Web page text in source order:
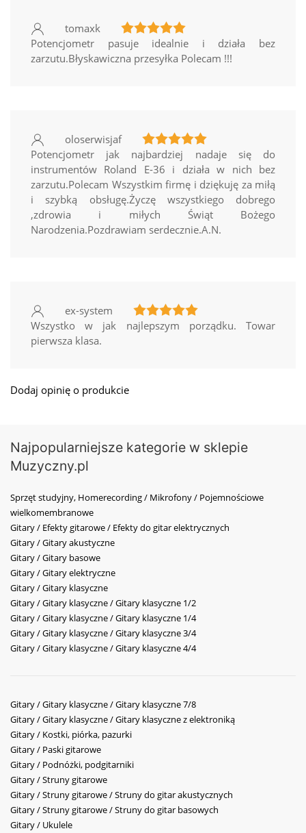
tomaxk
Potencjometr pasuje idealnie i działa bez
zarzutu.Błyskawiczna przesyłka Polecam !!!
oloserwisjaf
Potencjometr jak najbardziej nadaje się do
instrumentów Roland E-36 i działa w nich bez
zarzutu.Polecam Wszystkim firmę i dziękuję za miłą
i szybką obsługę.Życzę wszystkiego dobrego
,zdrowia i miłych Świąt Bożego
Narodzenia.Pozdrawiam serdecznie.A.N.
ex-system
Wszystko w jak najlepszym porządku. Towar
pierwsza klasa.
Dodaj opinię o produkcie
Najpopularniejsze kategorie w sklepie
Muzyczny.pl
Sprzęt studyjny, Homerecording / Mikrofony / Pojemnościowe
wielkomembranowe
Gitary / Efekty gitarowe / Efekty do gitar elektrycznych
Gitary / Gitary akustyczne
Gitary / Gitary basowe
Gitary / Gitary elektryczne
Gitary / Gitary klasyczne
Gitary / Gitary klasyczne / Gitary klasyczne 1/2
Gitary / Gitary klasyczne / Gitary klasyczne 1/4
Gitary / Gitary klasyczne / Gitary klasyczne 3/4
Gitary / Gitary klasyczne / Gitary klasyczne 4/4
Gitary / Gitary klasyczne / Gitary klasyczne 7/8
Gitary / Gitary klasyczne / Gitary klasyczne z elektroniką
Gitary / Kostki, piórka, pazurki
Gitary / Paski gitarowe
Gitary / Podnóżki, podgitarniki
Gitary / Struny gitarowe
Gitary / Struny gitarowe / Struny do gitar akustycznych
Gitary / Struny gitarowe / Struny do gitar basowych
Gitary / Ukulele